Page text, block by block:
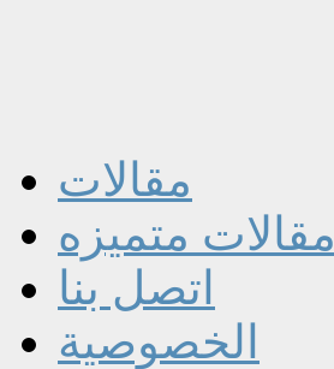
مقالات
مقالات متميزه
اتصل بنا
الخصوصية